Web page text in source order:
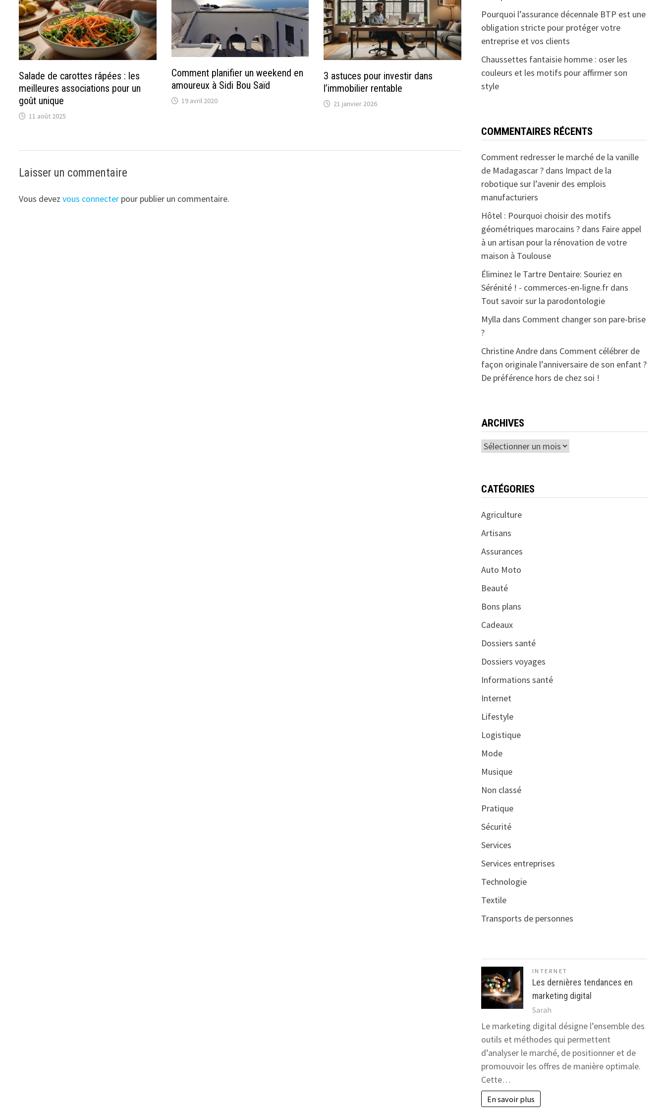
Salade de carottes râpées : les
meilleures associations pour un
goût unique
11 août 2025
Comment planifier un weekend en
amoureux à Sidi Bou Saïd
19 avril 2020
3 astuces pour investir dans
l’immobilier rentable
21 janvier 2026
Laisser un commentaire
Vous devezvous connecter pour publier un commentaire.
Pourquoi l’assurance décennale BTP est une
obligation stricte pour protéger votre
entreprise et vos clients
Chaussettes fantaisie homme : oser les
couleurs et les motifs pour affirmer son
style
COMMENTAIRES RÉCENTS
Comment redresser le marché de la vanille
de Madagascar ?dans Impact de la
robotique sur l’avenir des emplois
manufacturiers
Hôtel : Pourquoi choisir des motifs
géométriques marocains ?dans Faire appel
à un artisan pour la rénovation de votre
maison à Toulouse
Éliminez le Tartre Dentaire: Souriez en
Sérénité ! - commerces-en-ligne.frdans
Tout savoir sur la parodontologie
Mylla dans Comment changer son pare-brise
?
Christine Andredans Comment célébrer de
façon originale l’anniversaire de son enfant ?
De préférence hors de chez soi !
ARCHIVES
Archives
CATÉGORIES
Agriculture
Artisans
Assurances
Auto Moto
Beauté
Bons plans
Cadeaux
Dossiers santé
Dossiers voyages
Informations santé
Internet
Lifestyle
Logistique
Mode
Musique
Non classé
Pratique
Sécurité
Services
Services entreprises
Technologie
Textile
Transports de personnes
INTERNET
Les dernières tendances en
marketing digital
Sarah
Le marketing digital désigne l’ensemble des
outils et méthodes qui permettent
d’analyser le marché, de positionner et de
promouvoir les offres de manière optimale.
Cette…
En savoir plus